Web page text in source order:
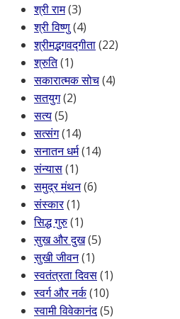
श्री राम(3)
श्री विष्णु(4)
श्रीमद्भगवद्गीता(22)
श्रुति(1)
सकारात्मक सोच(4)
सतयुग(2)
सत्य(5)
सत्संग(14)
सनातन धर्म(14)
संन्यास(1)
समुद्र मंथन(6)
संस्कार(1)
सिद्ध गुरु(1)
सुख और दुख(5)
सुखी जीवन(1)
स्वतंत्रता दिवस(1)
स्वर्ग और नर्क(10)
स्वामी विवेकानंद(5)